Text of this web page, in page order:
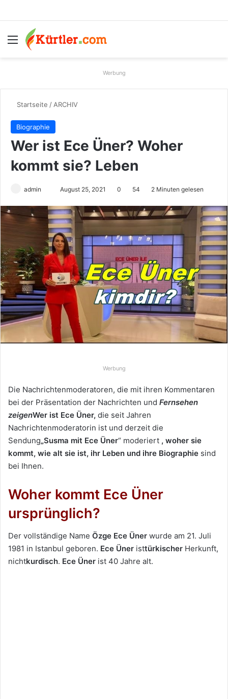
Menü
Werbung
Startseite / ARCHIV
Biographie
Wer ist Ece Üner? Woher
kommt sie? Leben
admin
n
d
e
u
n
e
n
E
August 25, 2021 0 54 2 Minuten gelesen
Werbung
Die Nachrichtenmoderatoren, die mit ihren Kommentaren
bei der Präsentation der Nachrichten und Fernsehen
zeigenWer ist Ece Üner, die seit Jahren
Nachrichtenmoderatorin ist und derzeit die
Sendung„Susma mit Ece Üner“ moderiert , woher sie
kommt, wie alt sie ist, ihr Leben und ihre Biographie sind
bei Ihnen.
Woher kommt Ece Üner
ursprünglich?
Der vollständige Name Özge Ece Üner wurde am 21. Juli
1981 in Istanbul geboren. Ece Üner isttürkischer Herkunft,
nichtkurdisch. Ece Üner ist 40 Jahre alt.